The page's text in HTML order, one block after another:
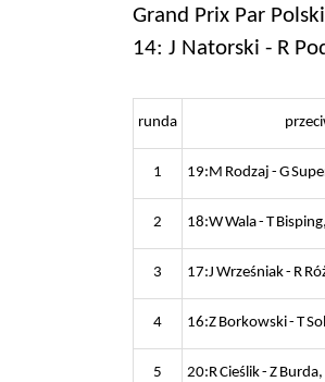
Grand Prix Par
14: J Natorski - R
runda
1 19:M Rodzaj - G
2 18:W Wala - T
3 17:J Wrześniak - R
4 16:Z Borkowski - T
5 20:R Cieślik - Z